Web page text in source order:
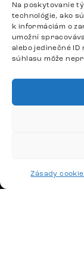
Na poskytovanie
technológie, ako
k informáciám o
umožní
alebo jedinečné
súhlasu môže
Zásady
+420 770 313 313
Po – Pia: 9:00 –
podpora@delife-
Odpovedáme do